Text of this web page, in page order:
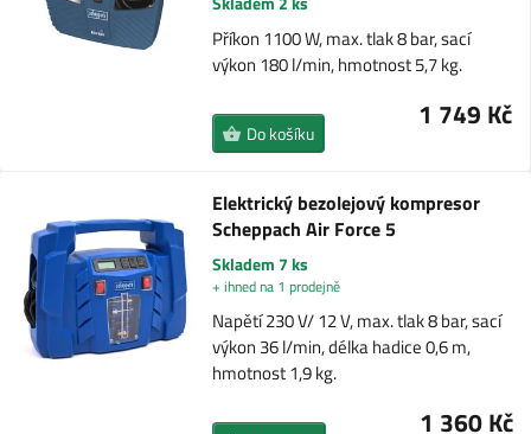
Příkon 1100 W, max. tlak 8 bar, sací
výkon 180 l/min, hmotnost 5,7 kg.
1 749 Kč
Do košíku
Elektrický bezolejový kompresor
Scheppach Air Force 5
Skladem 7 ks
+ ihned na 1 prodejně
Napětí 230 V/ 12 V, max. tlak 8 bar, sací
výkon 36 l/min, délka hadice 0,6 m,
hmotnost 1,9 kg.
1 360 Kč